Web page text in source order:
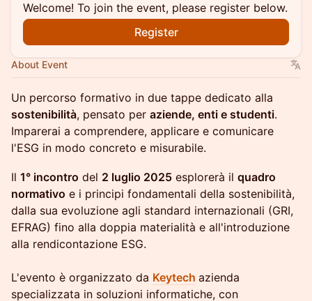
Welcome! To join the event, please register below.
Register
About Event
Un percorso formativo in due tappe dedicato alla
sostenibilità, pensato per aziende, enti e studenti.
Imparerai a comprendere, applicare e comunicare
l'ESG in modo concreto e misurabile.
Il 1° incontro del 2 luglio 2025 esplorerà il quadro
normativo e i principi fondamentali della sostenibilità,
dalla sua evoluzione agli standard internazionali (GRI,
EFRAG) fino alla doppia materialità e all'introduzione
alla rendicontazione ESG.
L'evento è organizzato da Keytech azienda
specializzata in soluzioni informatiche, con